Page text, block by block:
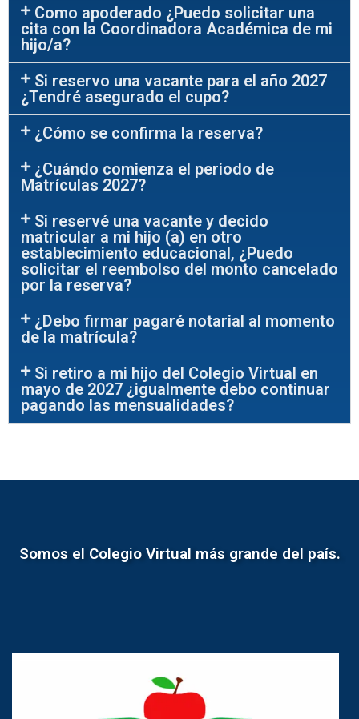
Como apoderado ¿Puedo solicitar una
cita con la Coordinadora Académica de mi
hijo/a?
Si reservo una vacante para el año 2027
¿Tendré asegurado el cupo?
¿Cómo se confirma la reserva?
¿Cuándo comienza el periodo de
Matrículas 2027?
Si reservé una vacante y decido
matricular a mi hijo (a) en otro
establecimiento educacional, ¿Puedo
solicitar el reembolso del monto cancelado
por la reserva?
¿Debo firmar pagaré notarial al momento
de la matrícula?
Si retiro a mi hijo del Colegio Virtual en
mayo de 2027 ¿igualmente debo continuar
pagando las mensualidades?
Somos el Colegio Virtual más grande del país.